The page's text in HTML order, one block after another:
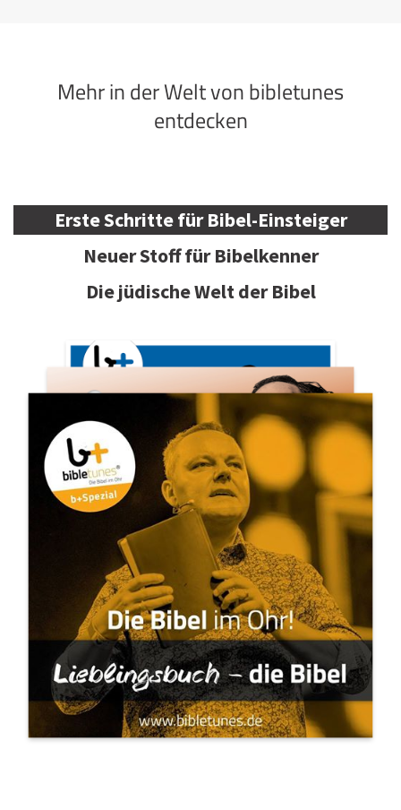
Mehr in der Welt von bibletunes
entdecken
Erste Schritte für Bibel-Einsteiger
Neuer Stoff für Bibelkenner
Die jüdische Welt der Bibel